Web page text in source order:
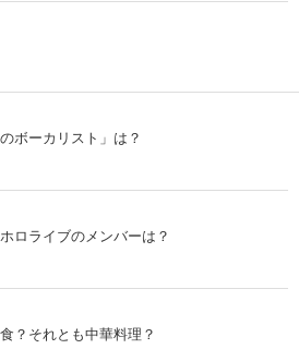
ボーカリスト」は？
ロライブのメンバーは？
？それとも中華料理？